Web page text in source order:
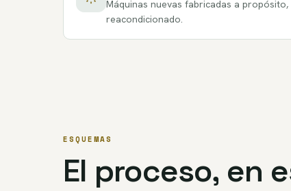
Máquinas nuevas fabricadas a
reacondicionado.
ESQUEMAS
El proceso, en